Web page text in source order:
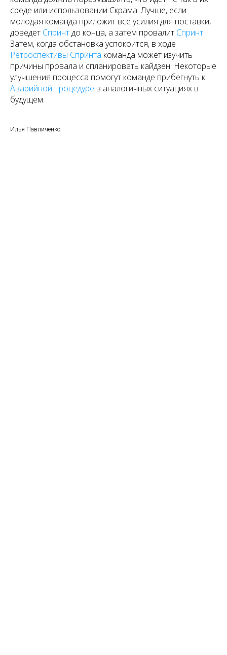
среде или использовании Скрама. Лучше, если
молодая команда приложит все усилия для поставки,
доведет Спринтдо конца, а затем провалит Спринт.
Затем, когда обстановка успокоится, в ходе
Ретроспективы Спринта команда может изучить
причины провала и спланировать кайдзен. Некоторые
улучшения процесса помогут команде прибегнуть к
Аварийной процедуре в аналогичных ситуациях в
будущем.
Илья Павличенко